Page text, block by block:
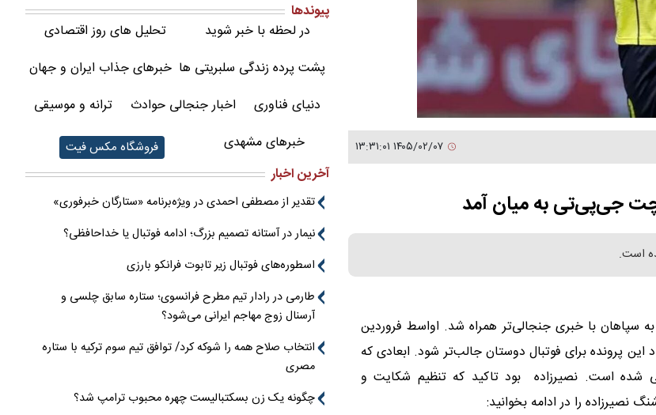
جی‌پی‌تی به میان آمد
است.
به سپاهان با خبری جنجالی‌تر همراه شد. اواسط فروردین
پرونده برای فوتبال دوستان جالب‌تر شود. ابعادی که
شده است. نصیرزاده بود تاکید که تنظیم شکایت و
را در ادامه بخوانید:
پیوندها
در لحظه با خبر شوید
تحلیل های روز اقتصادی
پشت پرده زندگی سلبریتی ها خبرهای جذاب ایران و جهان
دنیای فناوری
اخبار جنجالی حوادث
ترانه و موسیقی
خبرهای مشهدی
فروشگاه مکس فیت
آخرین اخبار
تقدیر از مصطفی احمدی در ویژه‌برنامه «ستارگان خبرفوری»
نیمار در آستانه تصمیم بزرگ؛ ادامه فوتبال یا خداحافظی؟
اسطوره‌های فوتبال زیر تابوت فرانکو بارزی
طارمی در رادار تیم مطرح فرانسوی؛ ستاره سابق چلسی و
آرسنال زوج مهاجم ایرانی می‌شود؟
انتخاب صلاح همه را شوکه کرد/ توافق تیم سوم ترکیه با ستاره
مصری
چگونه یک زن بسکتبالیست چهره محبوب ترامپ شد؟